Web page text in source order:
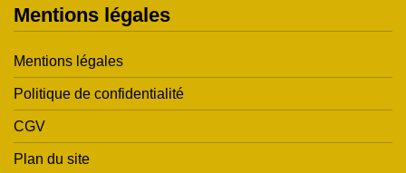
Mentions légales
Mentions légales
Politique de confidentialité
CGV
Plan du site